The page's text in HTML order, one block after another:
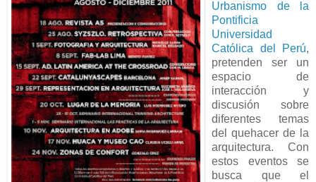
Urbanismo de la
Pontificia
Universidad
Católica del Perú,
pretenden ser un
espacio de
interacción y
discusión sobre
diferentes temas
del quehacer de la
arquitectura. Con
estos eventos se
busca que el